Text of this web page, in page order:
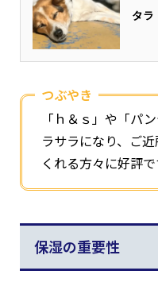
タラ
つぶやき
「ｈ＆ｓ」や「パ
ラサラになり、ご
くれる方々に好評で
保湿の重要性